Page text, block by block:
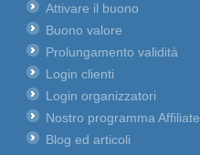
Attivare il buono
Buono valore
Prolungamento validità
Login clienti
Login organizzatori
Nostro programma Affiliate
Blog ed articoli